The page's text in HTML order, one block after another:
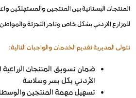
المنتجات البستانية بين المنتجين والمستهلكين
للمزارع الاردني بشكل خاص وتاجر التجزئة
تتولى المديرية تقديم الخدمات والواجبات التالية:
ضمان تسويق المنتجات الزراعية
الأردني بكل يسر وسلاسة
تسهيل مهمة المنتجين